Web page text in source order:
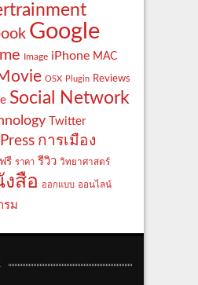
Google
Image iPhone MAC
OSX Plugin Reviews
Social Network
Twitter
การเมือง
ฟรี ราคา รีวิว วิทยาศาสตร์
สือ ออกแบบ ออนไลน์
รม